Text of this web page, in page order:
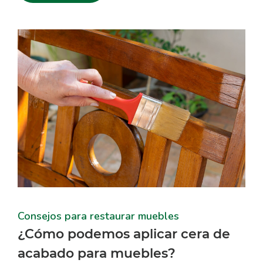
sociales y analizar el tráfico. Además, compartimos
información sobre el uso que haga del sitio web con
nuestros partners de redes sociales, publicidad y análisis
web, quienes pueden combinarla con otra información
que les haya proporcionado o que hayan recopilado a
partir del uso que haya hecho de sus servicios.
Consejos para restaurar muebles
¿Cómo podemos aplicar cera de
acabado para muebles?